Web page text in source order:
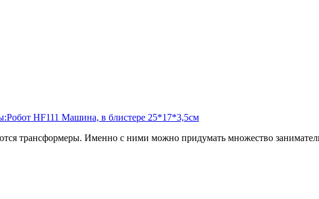
трансформеры. Именно с ними можно придумать множество